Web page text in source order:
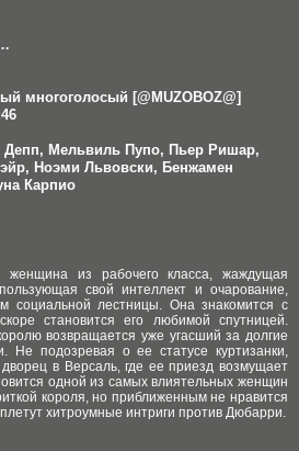
многоголосый [@MUZOBOZ@]
Мельвиль Пупо, Пьер Ришар,
Ноэми Львовски, Бенжамен
Карпио
из рабочего класса, жаждущая
свой интеллект и очарование,
социальной лестницы. Она знакомится с
становится его любимой спутницей.
возвращается уже угасший за долгие
Не подозревая о ее статусе куртизанки,
в Версаль, где ее приезд возмущает
одной из самых влиятельных женщин
короля, но приближенным не нравится
хитроумные интриги против Дюбарри.